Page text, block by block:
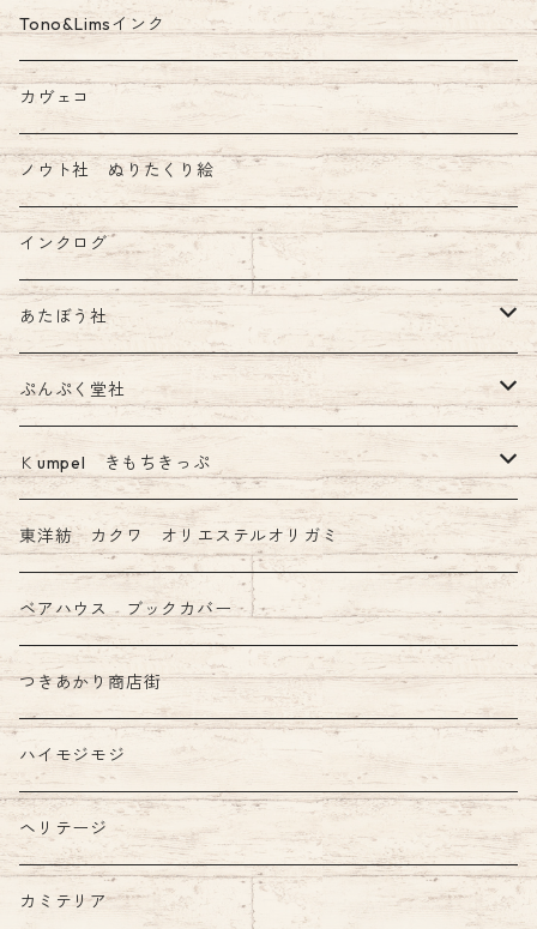
ガラスペン
Tono&Limsコラボインク
Tono&Limsインク
カヴェコ
ノウト社 ぬりたくり絵
インクログ
あたぼう社
飾り原稿用紙
その他 あたぼう社製品
ぷんぷく堂社
限定 mizutama+ぷんぷく堂コラボ商品
Ｋumpel きもちきっぷ
きもちふせん
東洋紡 カクワ オリエステルオリガミ
ベアハウス ブックカバー
つきあかり商店街
ハイモジモジ
ヘリテージ
カミテリア